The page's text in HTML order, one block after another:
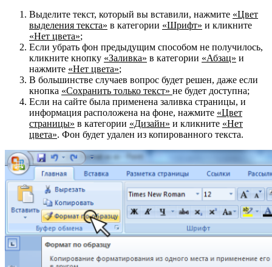
Выделите текст, который вы вставили, нажмите «Цвет
выделения текста» в категории «Шрифт» и кликните
«Нет цвета»;
Если убрать фон предыдущим способом не получилось,
кликните кнопку «Заливка» в категории «Абзац» и
нажмите «Нет цвета»;
В большинстве случаев вопрос будет решен, даже если
кнопка «Сохранить только текст» не будет доступна;
Если на сайте была применена заливка страницы, и
информация расположена на фоне, нажмите «Цвет
страницы» в категории «Дизайн» и кликните «Нет
цвета». Фон будет удален из копированного текста.